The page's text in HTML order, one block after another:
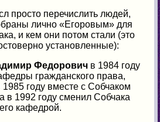
просто перечислить людей,
лично «Егоровым» для
и кем они потом стали (это
установленные):
Федорович в 1984 году
гражданского права,
году вместе с Собчаком
в 1992 году сменил Собчака
кафедрой.